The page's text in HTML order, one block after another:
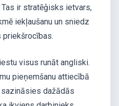
ir stratēģisks ietvars,
iekļaušanu un sniedz
priekšrocības.
visus runāt angliski.
pieņemšanu attiecībā
dažādās